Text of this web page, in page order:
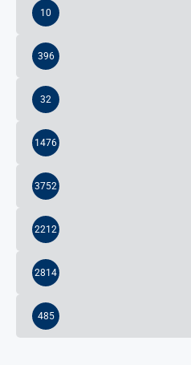
10
396
32
1476
3752
2212
2814
485